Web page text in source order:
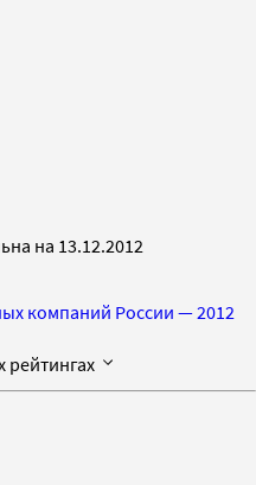
на 13.12.2012
компаний России — 2012
рейтингах